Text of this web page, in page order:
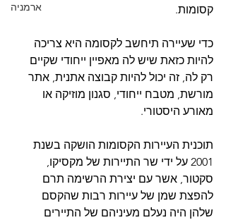
ארמניה
קסומות.
כדי שעיירה תיחשב לקסומה היא צריכה
להיות כזאת שיש לה מאפיין ייחודי שקיים
רק לה, זה יכול להיות קבוצה אתנית, אתר
מורשת, מטבח ייחודי, סגנון מוזיקה או
מאורע היסטורי.
תוכנית העיירות הקסומות הושקה בשנת
2001 על ידי שר התיירות של מקסיקו,
סקטור, אשר עם יצירת הרשימה תרם
להפצת שמן של עיירות רבות שהקסם
שלהן היה נעלם מעיניהם של התיירים